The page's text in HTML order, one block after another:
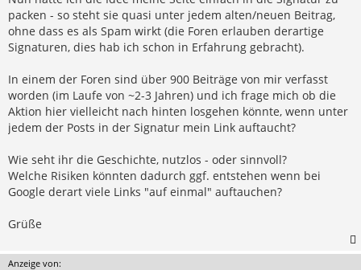
packen - so steht sie quasi unter jedem alten/neuen Beitrag,
ohne dass es als Spam wirkt (die Foren erlauben derartige
Signaturen, dies hab ich schon in Erfahrung gebracht).
In einem der Foren sind über 900 Beiträge von mir verfasst
worden (im Laufe von ~2-3 Jahren) und ich frage mich ob die
Aktion hier vielleicht nach hinten losgehen könnte, wenn unter
jedem der Posts in der Signatur mein Link auftaucht?
Wie seht ihr die Geschichte, nutzlos - oder sinnvoll?
Welche Risiken könnten dadurch ggf. entstehen wenn bei
Google derart viele Links "auf einmal" auftauchen?
Grüße
Anzeige von: